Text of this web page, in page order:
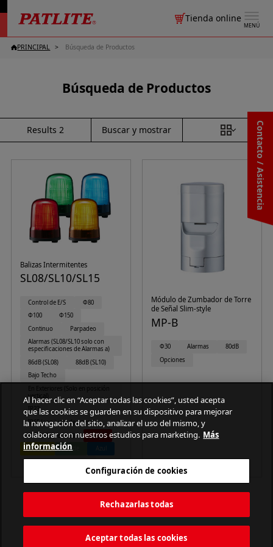
MENÚ
Tienda online
Contacto / Asistencia
PRINCIPAL Búsqueda de Productos
Búsqueda de Productos
Results2 Buscar y mostrar
Balizas Intermitentes
SL08/SL10/SL15
Control de E/S
Φ80
Φ100
Φ150
Continuo
Parpadeo
Alarmas (SL08/SL10 solo con
especificaciones de Alarmas a)
86dB (SL08)
88dB (SL10)
Bajo Techo
vertical)
IP23
IP65 (con junta de goma)
IP66 (KT) (vertical)
Rojo
Ámbar
Verde
Azul
Balizas de Señalización
Módulo de Zumbador de Torre
de Señal Slim-style
MP-B
Φ30 Alarmas
80dB
Opciones
PATLITE CORPORATION. All Rights Reserved.
Al hacer clic en “Aceptar todas las cookies”, usted acepta
que las cookies se guarden en su dispositivo para mejorar
la navegación del sitio, analizar el uso del mismo, y
colaborar con nuestros estudios para marketing. Más
información
Configuración de cookies
Rechazarlas todas
Aceptar todas las cookies